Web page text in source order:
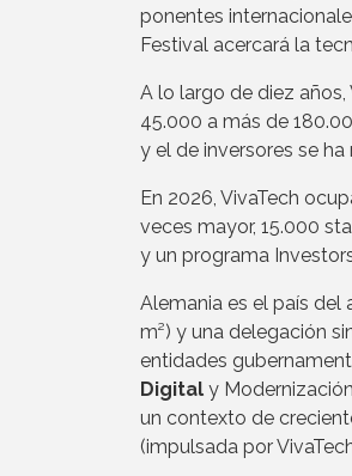
ponentes
Festival acercará la
A lo largo de diez
45.000 a más de
y el de inversores se
En 2026, VivaTech
veces mayor, 15.000
y un programa
Alemania es el país del
m²) y una delegación
entidades
Digital y
un contexto de
(impulsada por